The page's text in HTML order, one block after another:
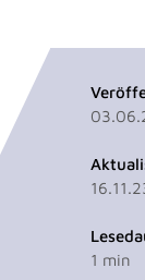
1 min